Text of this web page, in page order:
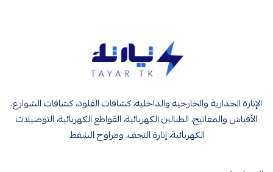
الإنارة الجدارية والخارجية والداخلية، كشافات الفلود، كشافات الشوارع،
الأفياش والمفاتيح، الطبالين الكهربائية، القواطع الكهربائية، التوصيلات
الكهربائية، إنارة النجف، ومراوح الشفط.